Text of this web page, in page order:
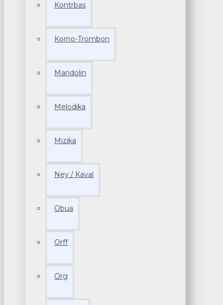
Kontrbas
Korno-Trombon
Mandolin
Melodika
Mızıka
Ney / Kaval
Obua
Orff
Org